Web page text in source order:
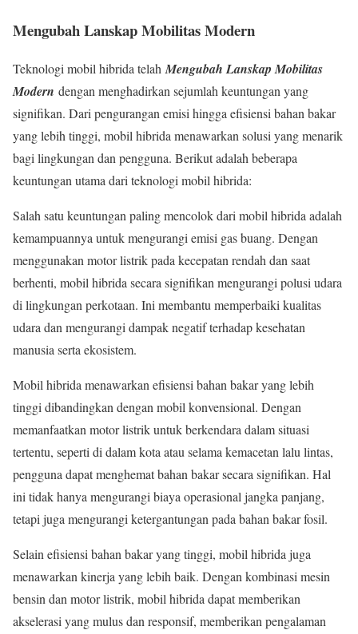
Mengubah Lanskap Mobilitas Modern
Teknologi mobil hibrida telahMengubah Lanskap Mobilitas
Modern dengan menghadirkan sejumlah keuntungan yang
signifikan. Dari pengurangan emisi hingga efisiensi bahan bakar
yang lebih tinggi, mobil hibrida menawarkan solusi yang menarik
bagi lingkungan dan pengguna. Berikut adalah beberapa
keuntungan utama dari teknologi mobil hibrida:
Salah satu keuntungan paling mencolok dari mobil hibrida adalah
kemampuannya untuk mengurangi emisi gas buang. Dengan
menggunakan motor listrik pada kecepatan rendah dan saat
berhenti, mobil hibrida secara signifikan mengurangi polusi udara
di lingkungan perkotaan. Ini membantu memperbaiki kualitas
udara dan mengurangi dampak negatif terhadap kesehatan
manusia serta ekosistem.
Mobil hibrida menawarkan efisiensi bahan bakar yang lebih
tinggi dibandingkan dengan mobil konvensional. Dengan
memanfaatkan motor listrik untuk berkendara dalam situasi
tertentu, seperti di dalam kota atau selama kemacetan lalu lintas,
pengguna dapat menghemat bahan bakar secara signifikan. Hal
ini tidak hanya mengurangi biaya operasional jangka panjang,
tetapi juga mengurangi ketergantungan pada bahan bakar fosil.
Selain efisiensi bahan bakar yang tinggi, mobil hibrida juga
menawarkan kinerja yang lebih baik. Dengan kombinasi mesin
bensin dan motor listrik, mobil hibrida dapat memberikan
akselerasi yang mulus dan responsif, memberikan pengalaman